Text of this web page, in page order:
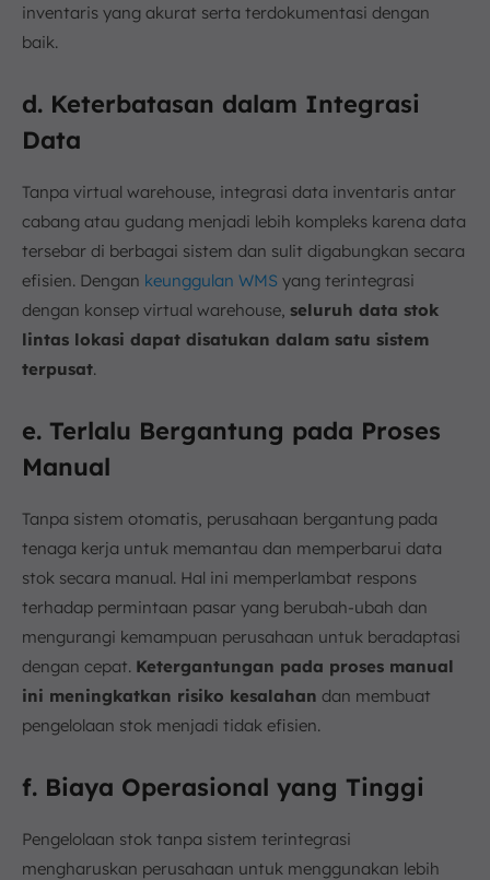
inventaris yang akurat serta terdokumentasi dengan
baik.
d. Keterbatasan dalam Integrasi
Data
Tanpa virtual warehouse, integrasi data inventaris antar
cabang atau gudang menjadi lebih kompleks karena data
tersebar di berbagai sistem dan sulit digabungkan secara
efisien. Dengan keunggulan WMS yang terintegrasi
dengan konsep virtual warehouse, seluruh data stok
lintas lokasi dapat disatukan dalam satu sistem
terpusat.
e. Terlalu Bergantung pada Proses
Manual
Tanpa sistem otomatis, perusahaan bergantung pada
tenaga kerja untuk memantau dan memperbarui data
stok secara manual. Hal ini memperlambat respons
terhadap permintaan pasar yang berubah-ubah dan
mengurangi kemampuan perusahaan untuk beradaptasi
dengan cepat. Ketergantungan pada proses manual
ini meningkatkan risiko kesalahan dan membuat
pengelolaan stok menjadi tidak efisien.
f. Biaya Operasional yang Tinggi
Pengelolaan stok tanpa sistem terintegrasi
mengharuskan perusahaan untuk menggunakan lebih